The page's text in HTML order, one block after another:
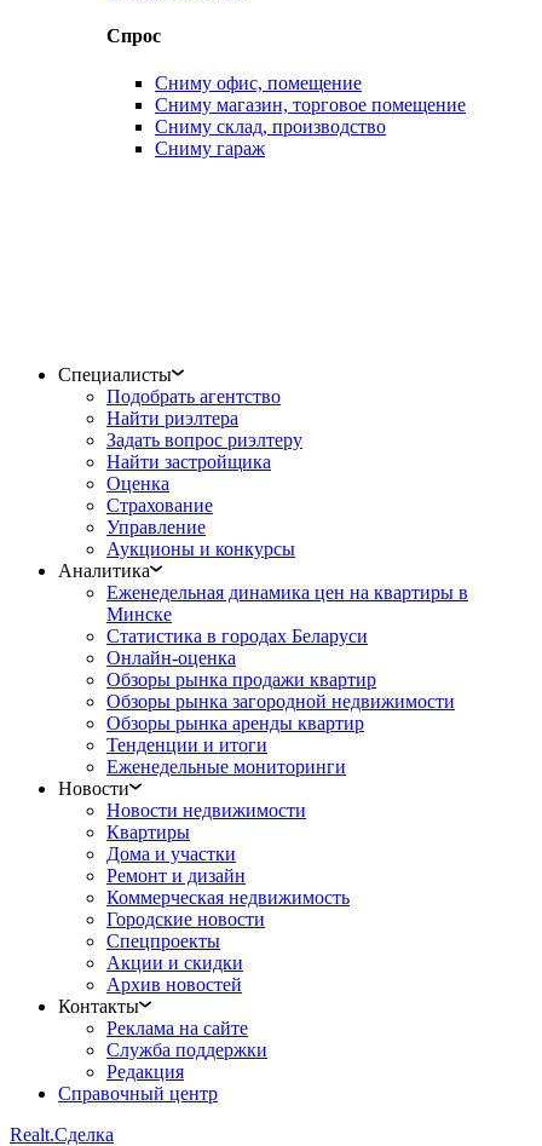
Спрос
Сниму офис, помещение
Сниму магазин, торговое помещение
Сниму склад, производство
Сниму гараж
Специалисты
Подобрать агентство
Найти риэлтера
Задать вопрос риэлтеру
Найти застройщика
Оценка
Страхование
Управление
Аукционы и конкурсы
Аналитика
Еженедельная динамика цен на квартиры в
Минске
Статистика в городах Беларуси
Онлайн-оценка
Обзоры рынка продажи квартир
Обзоры рынка загородной недвижимости
Обзоры рынка аренды квартир
Тенденции и итоги
Еженедельные мониторинги
Новости
Новости недвижимости
Квартиры
Дома и участки
Ремонт и дизайн
Коммерческая недвижимость
Городские новости
Спецпроекты
Акции и скидки
Архив новостей
Контакты
Реклама на сайте
Служба поддержки
Редакция
Справочный центр
Realt.Сделка